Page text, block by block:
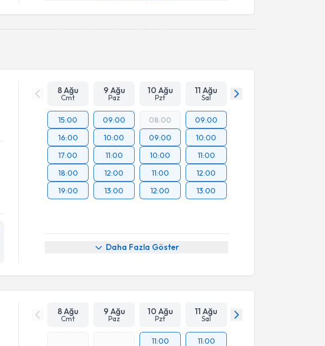
8 Ağu
Cmt
9 Ağu
Paz
10 Ağu
Pzt
11 Ağu
Sal
15:00
16:00
17:00
18:00
19:00
09:00
10:00
11:00
12:00
13:00
08:00
09:00
10:00
11:00
12:00
09:00
10:00
11:00
12:00
13:00
Daha Fazla Göster
8 Ağu
Cmt
9 Ağu
Paz
10 Ağu
Pzt
11 Ağu
Sal
11:00
11:00